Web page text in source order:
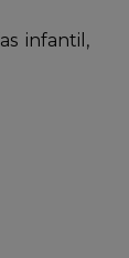
infantil,